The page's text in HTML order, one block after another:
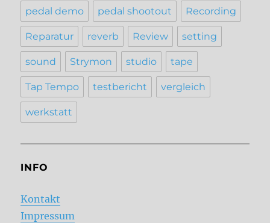
pedal demo pedal shootout Recording
Reparatur reverb Review setting
sound Strymon studio tape
Tap Tempo testbericht vergleich
werkstatt
INFO
Kontakt
Impressum